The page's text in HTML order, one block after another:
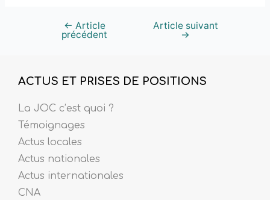
← Article
précédent
Article suivant
→
ACTUS ET PRISES DE POSITIONS
La JOC c’est quoi ?
Témoignages
Actus locales
Actus nationales
Actus internationales
CNA